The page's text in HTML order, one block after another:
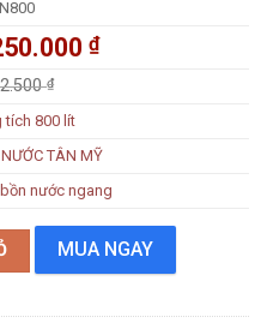
₫
₫
tích 800 lít
TÂN MỸ
nước ngang
số lượng
MUA NGAY